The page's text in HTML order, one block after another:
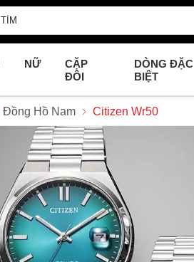
NỮ
CẶP
ĐÔI
DÒNG ĐẶC
BIỆT
Đồng Hồ Nam Citizen Wr50